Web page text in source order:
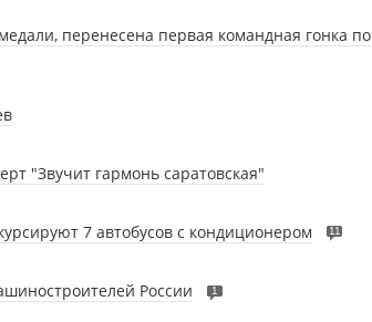
перенесена первая командная гонка по
"Звучит гармонь саратовская"
7 автобусов с кондиционером 11
России 1